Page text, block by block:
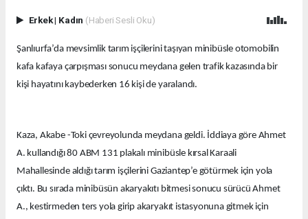
Erkek| Kadın (Haberi Sesli Oku)
Şanlıurfa’da mevsimlik tarım işçilerini taşıyan minibüsle otomobilin
kafa kafaya çarpışması sonucu meydana gelen trafik kazasında bir
kişi hayatını kaybederken 16 kişi de yaralandı.
Kaza, Akabe -Toki çevreyolunda meydana geldi. İddiaya göre Ahmet
A. kullandığı 80 ABM 131 plakalı minibüsle kırsal Karaali
Mahallesinde aldığı tarım işçilerini Gaziantep’e götürmek için yola
çıktı. Bu sırada minibüsün akaryakıtı bitmesi sonucu sürücü Ahmet
A., kestirmeden ters yola girip akaryakıt istasyonuna gitmek için